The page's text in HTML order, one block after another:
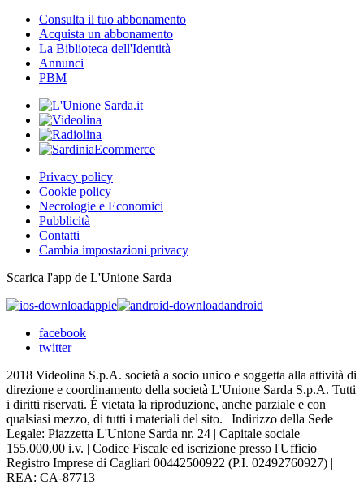
Consulta il tuo abbonamento
Acquista un abbonamento
La Biblioteca dell'Identità
Annunci
PBM
Privacy policy
Cookie policy
Necrologie e Economici
Pubblicità
Contatti
Cambia impostazioni privacy
Scarica l'app de L'Unione Sarda
apple
android
facebook
twitter
2018 Videolina S.p.A. società a socio unico e soggetta alla attività di
direzione e coordinamento della società L'Unione Sarda S.p.A. Tutti
i diritti riservati. É vietata la riproduzione, anche parziale e con
qualsiasi mezzo, di tutti i materiali del sito. | Indirizzo della Sede
Legale: Piazzetta L'Unione Sarda nr. 24 | Capitale sociale
155.000,00 i.v. | Codice Fiscale ed iscrizione presso l'Ufficio
Registro Imprese di Cagliari 00442500922 (P.I. 02492760927) |
REA: CA-87713